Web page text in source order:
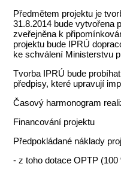
Předmětem projektu je
31.8.2014 bude vytvořena
zveřejněna k
projektu bude IPRÚ
ke schválení Ministerstvu
Tvorba IPRÚ bude
předpisy, které upravují
Časový harmonogram
Financování projektu
Předpokládané náklady
- z toho dotace OPTP (100